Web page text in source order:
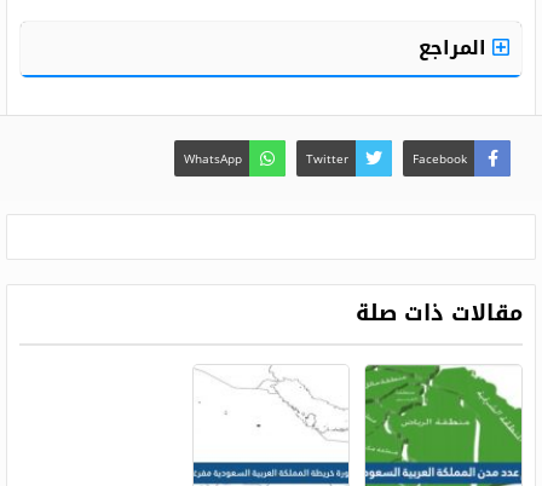
المراجع
Facebook
Twitter
WhatsApp
مقالات ذات صلة